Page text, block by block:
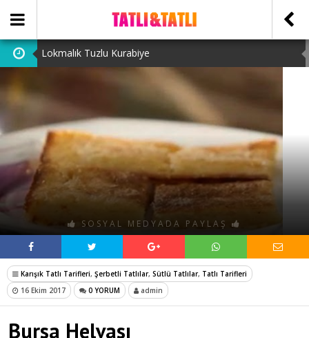
Lokmalık Tuzlu Kurabiye
Cevizli Bulut Kek
Ataşehir Escort Bayanlarını: atasehirescortlari.com ‘da
bulabilirsiniz.
SOSYAL MEDYADA PAYLAŞ
Karışık Tatlı Tarifleri, Şerbetli Tatlılar, Sütlü Tatlılar, Tatlı Tarifleri
16 Ekim 2017
0 YORUM admin
Bursa Helvası